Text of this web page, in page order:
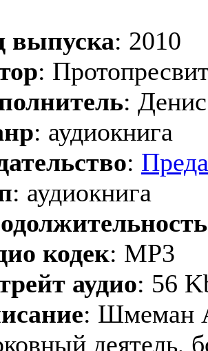
выпуска: 2010
:
:
: аудиокнига
:
: аудиокнига
кодек: MP3
аудио: 56
: Шмеман
деятель,